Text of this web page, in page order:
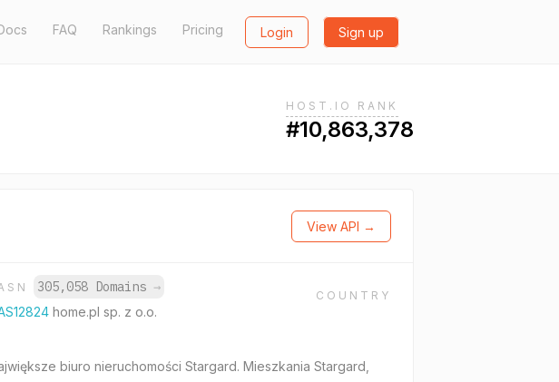
FAQ Rankings Pricing Login Sign up
HOST.IO RANK
#10,863,378
View API →
305,058 Domains →
home.pl sp. z o.o.
COUNTRY
biuro nieruchomości Stargard. Mieszkania Stargard,